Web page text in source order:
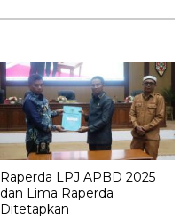
Raperda LPJ APBD 2025
dan Lima Raperda
Ditetapkan